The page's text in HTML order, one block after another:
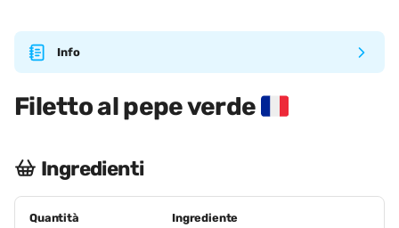
Info
Filetto al pepe verde
Ingredienti
Quantità Ingrediente